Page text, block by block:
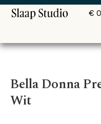
€
Bella Donna
Wit